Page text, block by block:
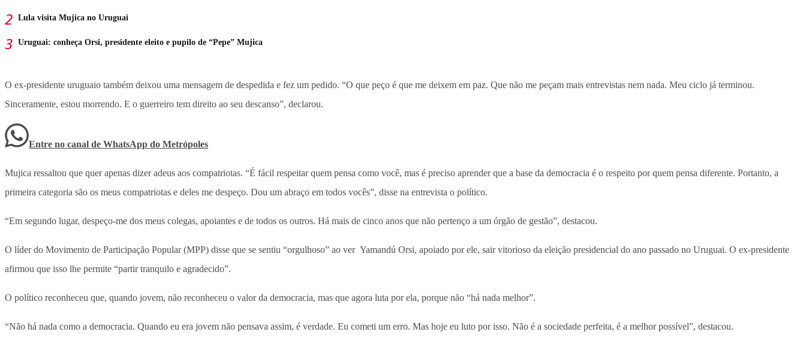
Lula visita Mujica no Uruguai
Uruguai: conheça Orsi, presidente eleito e pupilo de “Pepe” Mujica
O ex-presidente uruguaio também deixou uma mensagem de despedida e fez um pedido. “O que peço é que me deixem em paz. Que não me peçam mais entrevistas nem nada. Meu ciclo já terminou.
Sinceramente, estou morrendo. E o guerreiro tem direito ao seu descanso”, declarou.
Entre no canal de WhatsApp do Metrópoles
Mujica ressaltou que quer apenas dizer adeus aos compatriotas. “É fácil respeitar quem pensa como você, mas é preciso aprender que a base da democracia é o respeito por quem pensa diferente. Portanto, a
primeira categoria são os meus compatriotas e deles me despeço. Dou um abraço em todos vocês”, disse na entrevista o político.
“Em segundo lugar, despeço-me dos meus colegas, apoiantes e de todos os outros. Há mais de cinco anos que não pertenço a um órgão de gestão”, destacou.
O líder do Movimento de Participação Popular (MPP) disse que se sentiu “orgulhoso” ao ver Yamandú Orsi, apoiado por ele, sair vitorioso da eleição presidencial do ano passado no Uruguai. O ex-presidente
afirmou que isso lhe permite “partir tranquilo e agradecido”.
O político reconheceu que, quando jovem, não reconheceu o valor da democracia, mas que agora luta por ela, porque não “há nada melhor”.
“Não há nada como a democracia. Quando eu era jovem não pensava assim, é verdade. Eu cometi um erro. Mas hoje eu luto por isso. Não é a sociedade perfeita, é a melhor possível”, destacou.